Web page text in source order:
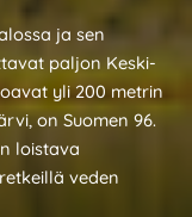
ja sen
paljon Keski-
yli 200 metrin
on Suomen 96.
loistava
veden